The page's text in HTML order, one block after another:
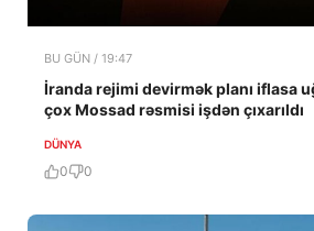
BU GÜN / 19:47
İranda rejimi devirmək planı iflasa
çox Mossad rəsmisi işdən çıxarıldı
DÜNYA
0 0